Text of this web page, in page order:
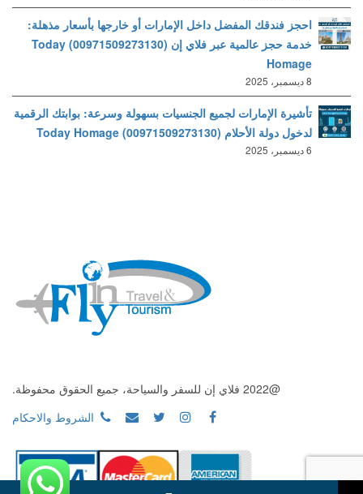
احجز فندقك المفضل داخل الإمارات أو خارجها بأسعار مذهلة:
خدمة حجز عالمية عبر فلاي إن (00971509273130) Today
Homage
8 ديسمبر، 2025
تأشيرة الإمارات لجميع الجنسيات بسهولة وسرعة: بوابتك الرقمية
لدخول دولة الأحلام (00971509273130) Today Homage
6 ديسمبر، 2025
@2022 فلاي إن للسفر والسياحة، جميع الحقوق محفوظة.
الشروط والاحكام